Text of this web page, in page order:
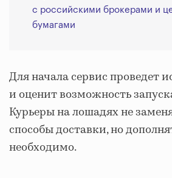
с российскими брокерами и
бумагами
Для начала сервис проведет
и оценит возможность
Курьеры на лошадях не
способы доставки, но
необходимо.